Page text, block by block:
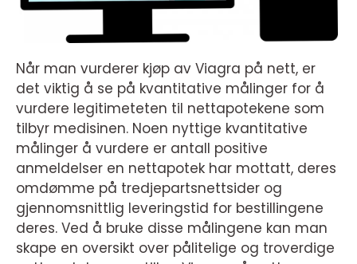
Når man vurderer kjøp av Viagra på nett, er
det viktig å se på kvantitative målinger for å
vurdere legitimeteten til nettapotekene som
tilbyr medisinen. Noen nyttige kvantitative
målinger å vurdere er antall positive
anmeldelser en nettapotek har mottatt, deres
omdømme på tredjepartsnettsider og
gjennomsnittlig leveringstid for bestillingene
deres. Ved å bruke disse målingene kan man
skape en oversikt over pålitelige og troverdige